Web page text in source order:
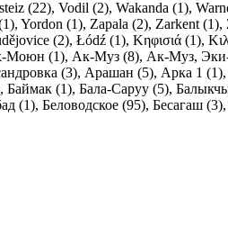
(22), Vodil (2), Wakanda (1),
, Yordon (1), Zapala (2), Zarkent (1),
(2), Łódź (1), Κηφισιά (1),
Моюн (1), Ак-Муз (8), Ак-Муз,
(3), Арашан (5), Арка 1 (1),
, Баймак (1), Бала-Саруу (5),
(1), Беловодское (95), Бесагаш (3),